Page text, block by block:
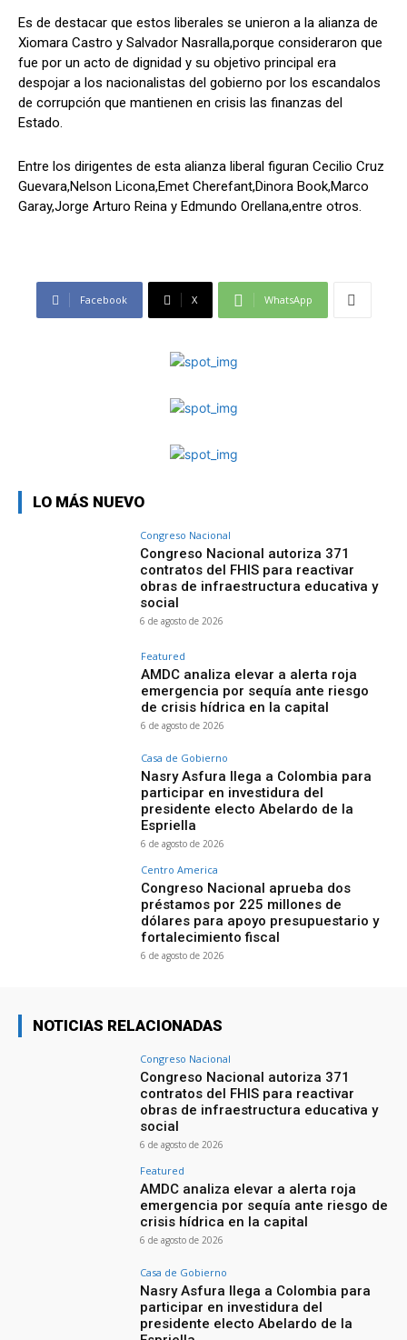
Es de destacar que estos liberales se unieron a la alianza de
Xiomara Castro y Salvador Nasralla,porque consideraron que
fue por un acto de dignidad y su objetivo principal era
despojar a los nacionalistas del gobierno por los escandalos
de corrupción que mantienen en crisis las finanzas del
Estado.
Entre los dirigentes de esta alianza liberal figuran Cecilio Cruz
Guevara,Nelson Licona,Emet Cherefant,Dinora Book,Marco
Garay,Jorge Arturo Reina y Edmundo Orellana,entre otros.
Facebook X WhatsApp
LO MÁS NUEVO
Congreso Nacional
Congreso Nacional autoriza 371
contratos del FHIS para reactivar
obras de infraestructura educativa y
social
6 de agosto de 2026
Featured
AMDC analiza elevar a alerta roja
emergencia por sequía ante riesgo
de crisis hídrica en la capital
6 de agosto de 2026
Casa de Gobierno
Nasry Asfura llega a Colombia para
participar en investidura del
presidente electo Abelardo de la
Espriella
6 de agosto de 2026
Centro America
Congreso Nacional aprueba dos
préstamos por 225 millones de
dólares para apoyo presupuestario y
fortalecimiento fiscal
6 de agosto de 2026
NOTICIAS RELACIONADAS
Congreso Nacional
Congreso Nacional autoriza 371
contratos del FHIS para reactivar
obras de infraestructura educativa y
social
6 de agosto de 2026
Featured
AMDC analiza elevar a alerta roja
emergencia por sequía ante riesgo de
crisis hídrica en la capital
6 de agosto de 2026
Casa de Gobierno
Nasry Asfura llega a Colombia para
participar en investidura del
presidente electo Abelardo de la